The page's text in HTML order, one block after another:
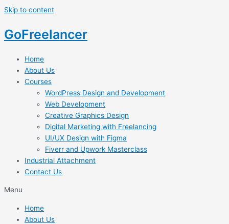
Skip to content
GoFreelancer
Home
About Us
Courses
WordPress Design and Development
Web Development
Creative Graphics Design
Digital Marketing with Freelancing
UI/UX Design with Figma
Fiverr and Upwork Masterclass
Industrial Attachment
Contact Us
Menu
Home
About Us